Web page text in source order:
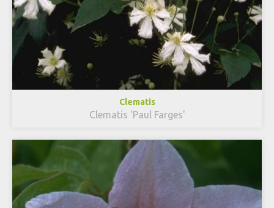
Clematis
Clematis 'Paul Farges'